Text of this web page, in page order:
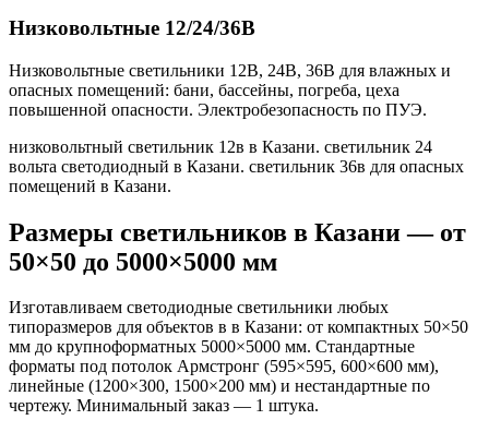
Низковольтные 12/24/36В
Низковольтные светильники 12В, 24В, 36В для влажных и
опасных помещений: бани, бассейны, погреба, цеха
повышенной опасности. Электробезопасность по ПУЭ.
низковольтный светильник 12в в Казани. светильник 24
вольта светодиодный в Казани. светильник 36в для опасных
помещений в Казани.
Размеры светильников в Казани— от
50×50 до 5000×5000 мм
Изготавливаем светодиодные светильники любых
типоразмеров для объектов в в Казани: от компактных 50×50
мм до крупноформатных 5000×5000 мм. Стандартные
форматы под потолок Армстронг (595×595, 600×600 мм),
линейные (1200×300, 1500×200 мм) и нестандартные по
чертежу. Минимальный заказ — 1 штука.